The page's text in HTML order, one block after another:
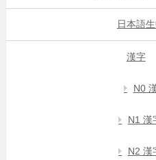
日本語
漢字
N0
N1 漢
N2 漢